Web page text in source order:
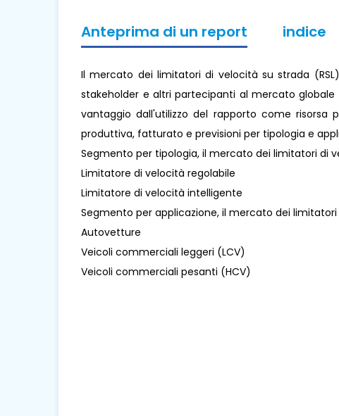
Anteprima di un report indice
Il mercato dei limitatori di velocità su strada
stakeholder e altri partecipanti al mercato
vantaggio dall'utilizzo del rapporto come risorsa
produttiva, fatturato e previsioni per tipologia e
Segmento per tipologia, il mercato dei limitatori di
Limitatore di velocità regolabile
Limitatore di velocità intelligente
Segmento per applicazione, il mercato dei limitatori
Autovetture
Veicoli commerciali leggeri (LCV)
Veicoli commerciali pesanti (HCV)